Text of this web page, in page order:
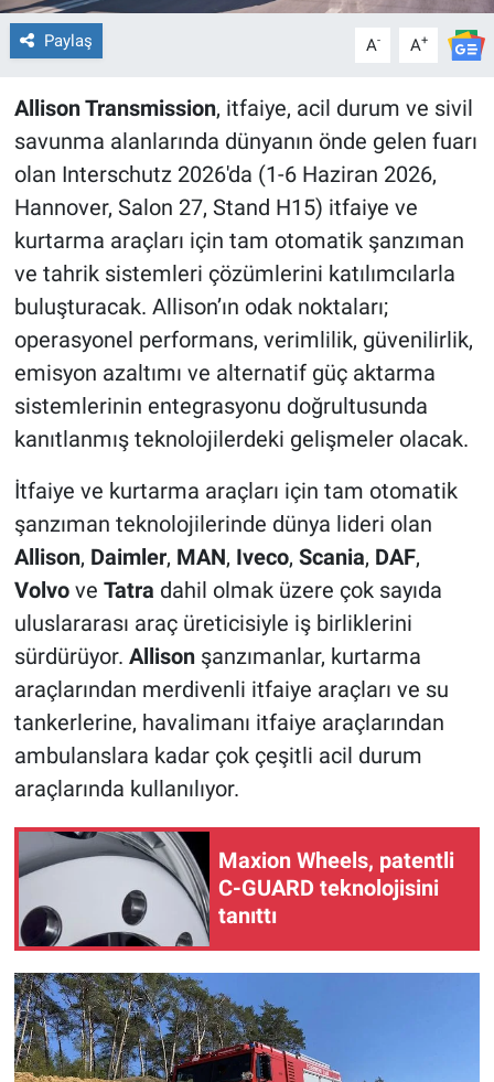
Paylaş A- A+
Allison Transmission, itfaiye, acil durum ve sivil
savunma alanlarında dünyanın önde gelen fuarı
olan Interschutz 2026'da (1-6 Haziran 2026,
Hannover, Salon 27, Stand H15) itfaiye ve
kurtarma araçları için tam otomatik şanzıman
ve tahrik sistemleri çözümlerini katılımcılarla
buluşturacak. Allison’ın odak noktaları;
operasyonel performans, verimlilik, güvenilirlik,
emisyon azaltımı ve alternatif güç aktarma
sistemlerinin entegrasyonu doğrultusunda
kanıtlanmış teknolojilerdeki gelişmeler olacak.
İtfaiye ve kurtarma araçları için tam otomatik
şanzıman teknolojilerinde dünya lideri olan
Allison, Daimler, MAN, Iveco, Scania, DAF,
Volvove Tatra dahil olmak üzere çok sayıda
uluslararası araç üreticisiyle iş birliklerini
sürdürüyor. Allisonşanzımanlar, kurtarma
araçlarından merdivenli itfaiye araçları ve su
tankerlerine, havalimanı itfaiye araçlarından
ambulanslara kadar çok çeşitli acil durum
araçlarında kullanılıyor.
Maxion Wheels, patentli
C-GUARD teknolojisini
tanıttı